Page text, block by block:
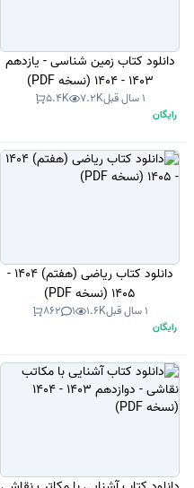
دانلود کتاب زمین شناسی - یازدهم
1403 - 1404 (نسخه PDF)
1 سال قبل 7.2K
5.4K
رایگان
دانلود کتاب ریاضی (هفتم) 1404 -
1405 (نسخه PDF)
1 سال قبل 1.6K
1
862
رایگان